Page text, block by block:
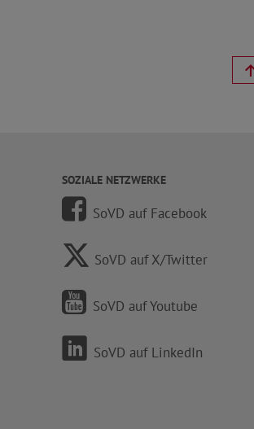
SOZIALE NETZWERKE
SoVD auf Facebook
SoVD auf X/Twitter
SoVD auf Youtube
SoVD auf LinkedIn